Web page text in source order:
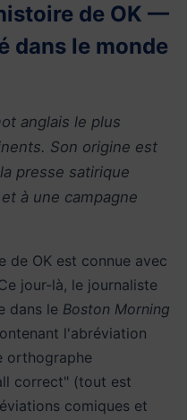
de OK —
dans le monde
anglais le plus
Son origine est
presse satirique
à une campagne
de OK est connue avec
jour-là, le journaliste
dans le Boston Morning
l'abréviation
orthographe
correct" (tout est
comiques et